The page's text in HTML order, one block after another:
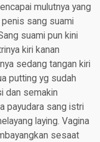
mulutnya yang
penis sang suami
suami pun kini
kiri kanan
sedang tangan kiri
putting yg sudah
dan semakin
payudara sang istri
laying. Vagina
sesaat